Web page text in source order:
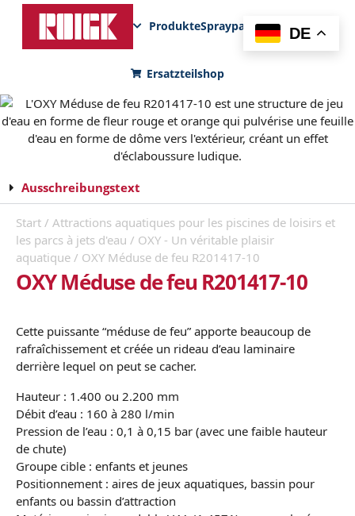
ProdukteSprayparksFunPadNews
Ersatzteilshop
Ausschreibungstext
Start / Attractions aquatiques pour les piscines de loisirs et
les parcs à jets d'eau / OXY - Un véritable plaisir
aquatique / OXY Méduse de feu R201417-10
OXY Méduse de feu R201417-10
Cette puissante “méduse de feu” apporte beaucoup de
rafraîchissement et créée un rideau d’eau laminaire
derrière lequel on peut se cacher.
Hauteur : 1.400 ou 2.200 mm
Débit d’eau : 160 à 280 l/min
Pression de l’eau : 0,1 à 0,15 bar (avec une faible hauteur
de chute)
Groupe cible : enfants et jeunes
Positionnement : aires de jeux aquatiques, bassin pour
enfants ou bassin d’attraction
DE